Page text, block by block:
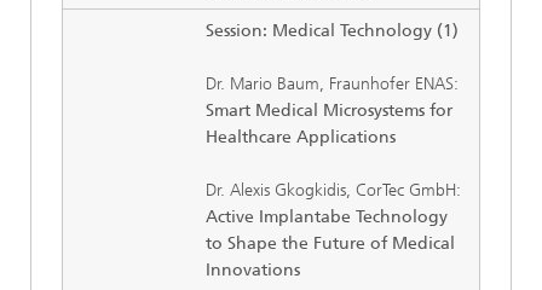
Session: Medical Technology (1)
Dr. Mario Baum, Fraunhofer ENAS:
Smart Medical Microsystems for
Healthcare Applications
Dr. Alexis Gkogkidis, CorTec GmbH:
Active Implantabe Technology
to Shape the Future of Medical
Innovations